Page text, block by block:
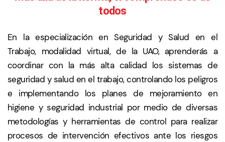
todos
En la especialización en Seguridad y Salud en el
Trabajo, modalidad virtual, de la UAO, aprenderás a
coordinar con la más alta calidad los sistemas de
seguridad y salud en el trabajo, controlando los peligros
e implementando los planes de mejoramiento en
higiene y seguridad industrial por medio de diversas
metodologías y herramientas de control para realizar
procesos de intervención efectivos ante los riesgos